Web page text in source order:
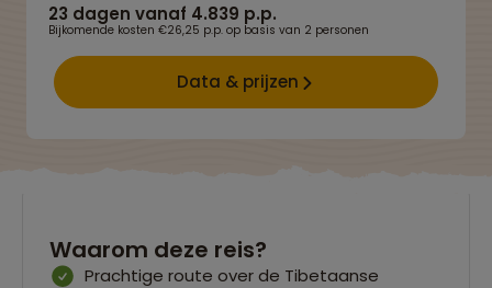
23 dagen vanaf 4.839 p.p.
Bijkomende kosten €26,25 p.p. op basis van 2 personen
Data & prijzen
Waarom deze reis?
Prachtige route over de Tibetaanse